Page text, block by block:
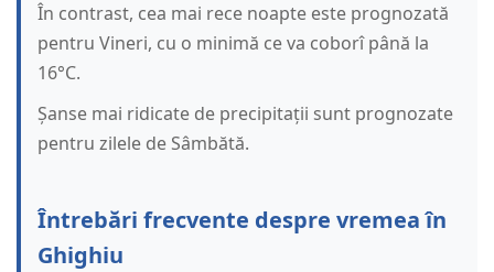
În contrast, cea mai rece noapte este prognozată
pentru Vineri, cu o minimă ce va coborî până la
16°C.
Șanse mai ridicate de precipitații sunt prognozate
pentru zilele de Sâmbătă.
Întrebări frecvente despre vremea în
Ghighiu